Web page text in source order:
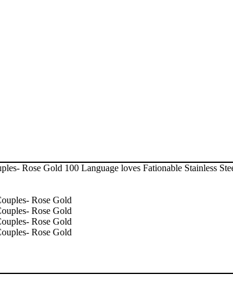
Rose Gold 100 Language loves Fationable Stainless